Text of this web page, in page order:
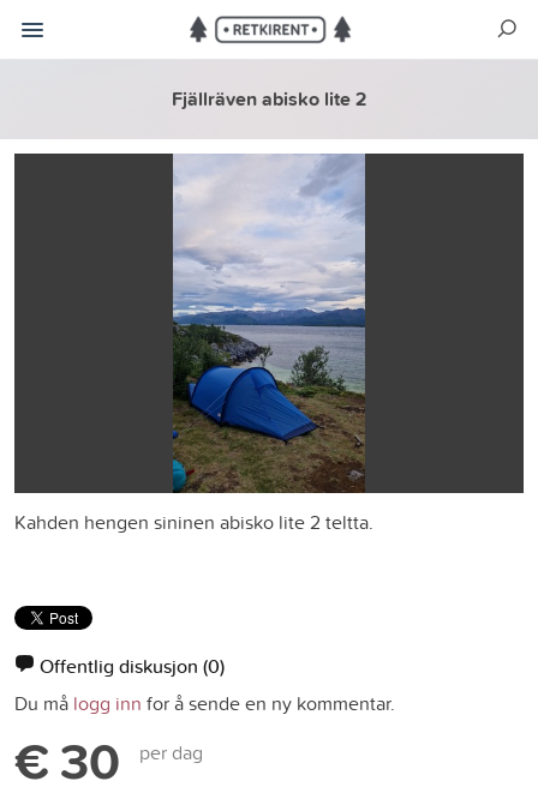
Fjällräven abisko lite 2
Kahden hengen sininen abisko lite 2 teltta.
Offentlig diskusjon (0)
Du må logg inn for å sende en ny kommentar.
€ 30 per dag